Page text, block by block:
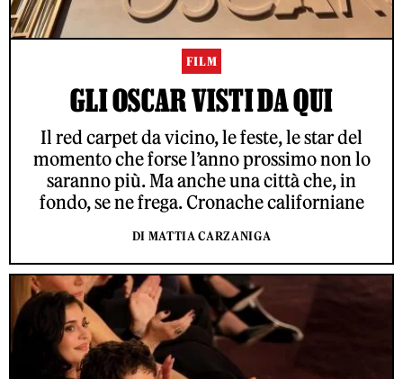
FILM
GLI OSCAR VISTI DA QUI
Il red carpet da vicino, le feste, le star del
momento che forse l’anno prossimo non lo
saranno più. Ma anche una città che, in
fondo, se ne frega. Cronache californiane
DI MATTIA CARZANIGA